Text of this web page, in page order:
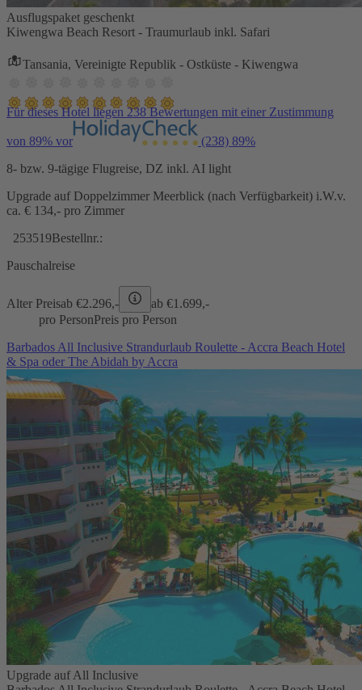
Ausflugspaket geschenkt
Kiwengwa Beach Resort - Traumurlaub inkl. Safari
Tansania, Vereinigte Republik - Ostküste - Kiwengwa
Für dieses Hotel liegen 238 Bewertungen mit einer Zustimmung
von 89% vor (238) 89%
8- bzw. 9-tägige Flugreise, DZ inkl. AI light
Upgrade auf Doppelzimmer Meerblick (nach Verfügbarkeit) i.W.v.
ca. € 134,- pro Zimmer
253519Bestellnr.:
Pauschalreise
Alter Preisab €2.296,- ab €1.699,-
pro PersonPreis pro Person
Barbados All Inclusive Strandurlaub Roulette - Accra Beach Hotel
& Spa oder The Abidah by Accra
Upgrade auf All Inclusive